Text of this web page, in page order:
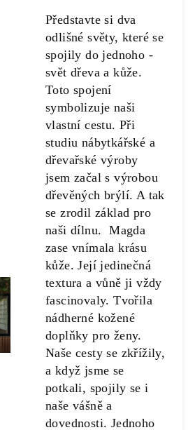
Představte si dva
odlišné světy, které se
spojily do jednoho -
svět dřeva a kůže.
Toto spojení
symbolizuje naši
vlastní cestu. Při
studiu nábytkářské a
dřevařské výroby
jsem začal s výrobou
dřevěných brýlí. A tak
se zrodil základ pro
naši dílnu. Magda
zase vnímala krásu
kůže. Její jedinečná
textura a vůně ji vždy
fascinovaly. Tvořila
nádherné kožené
doplňky pro ženy.
Naše cesty se zkřížily,
a když jsme se
potkali, spojily se i
naše vášně a
dovednosti. Jednoho